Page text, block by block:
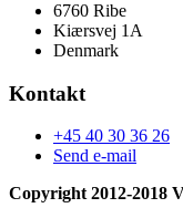
6760 Ribe
Kiærsvej 1A
Denmark
Kontakt
+45 40 30 36 26
Send e-mail
Copyright 2012-2018